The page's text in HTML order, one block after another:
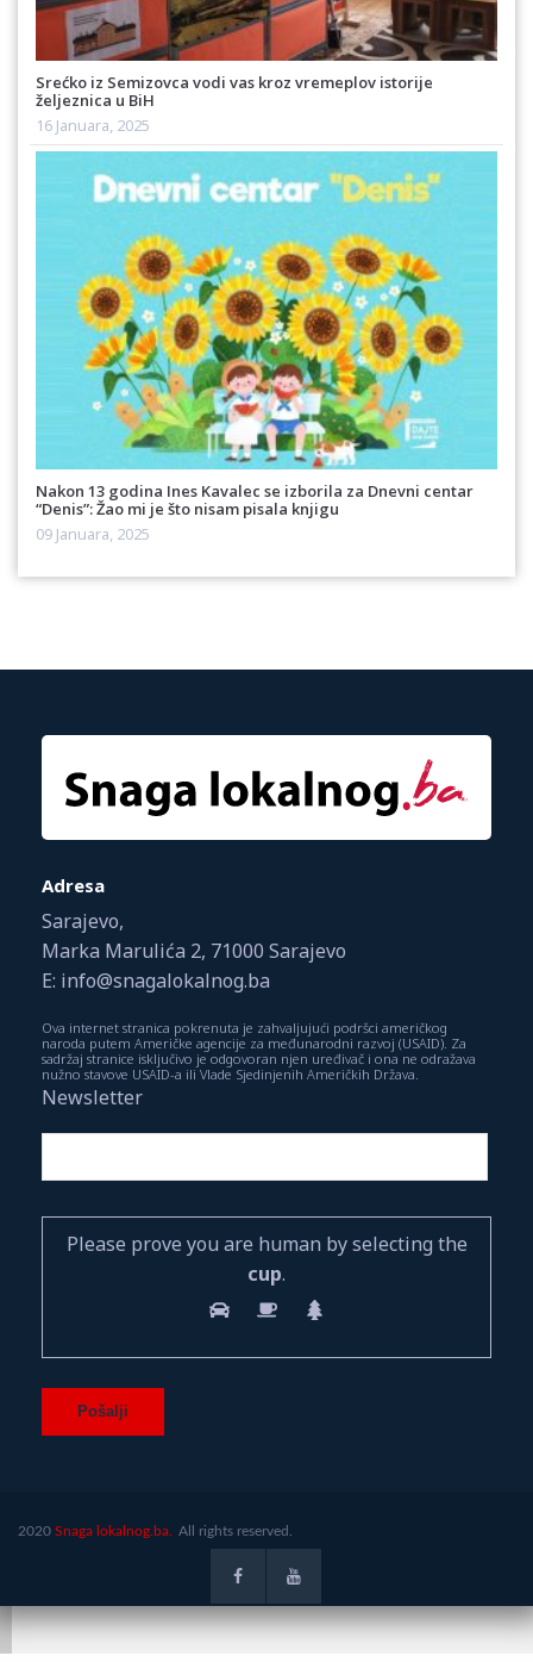
Srećko iz Semizovca vodi vas kroz vremeplov istorije
željeznica u BiH
16 Januara, 2025
Nakon 13 godina Ines Kavalec se izborila za Dnevni centar
“Denis”: Žao mi je što nisam pisala knjigu
09 Januara, 2025
Adresa
Sarajevo,
Marka Marulića 2, 71000 Sarajevo
E: info@snagalokalnog.ba
Ova internet stranica pokrenuta je zahvaljujući podršci američkog
naroda putem Američke agencije za međunarodni razvoj (USAID). Za
sadržaj stranice isključivo je odgovoran njen uređivač i ona ne odražava
nužno stavove USAID-a ili Vlade Sjedinjenih Američkih Država.
Newsletter
Please prove you are human by selecting the
cup.
2020 Snaga lokalnog.ba. All rights reserved.